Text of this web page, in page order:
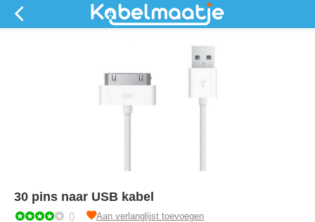
30 pins naar USB kabel
() Aan verlanglijst toevoegen